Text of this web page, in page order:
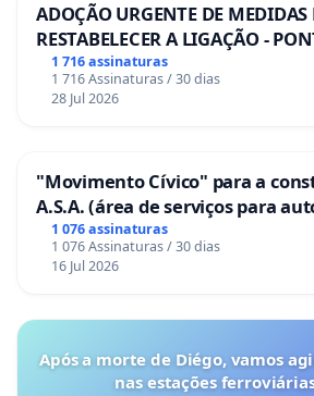
ADOÇÃO URGENTE DE MEDIDAS
RESTABELECER A LIGAÇÃO -
1 716 assinaturas
1 716 Assinaturas / 30 dias
28 Jul 2026
"Movimento Cívico" para a
A.S.A. (área de serviços para
Coimbra
1 076 assinaturas
1 076 Assinaturas / 30 dias
16 Jul 2026
Após a morte de Diégo, vamos
nas estações